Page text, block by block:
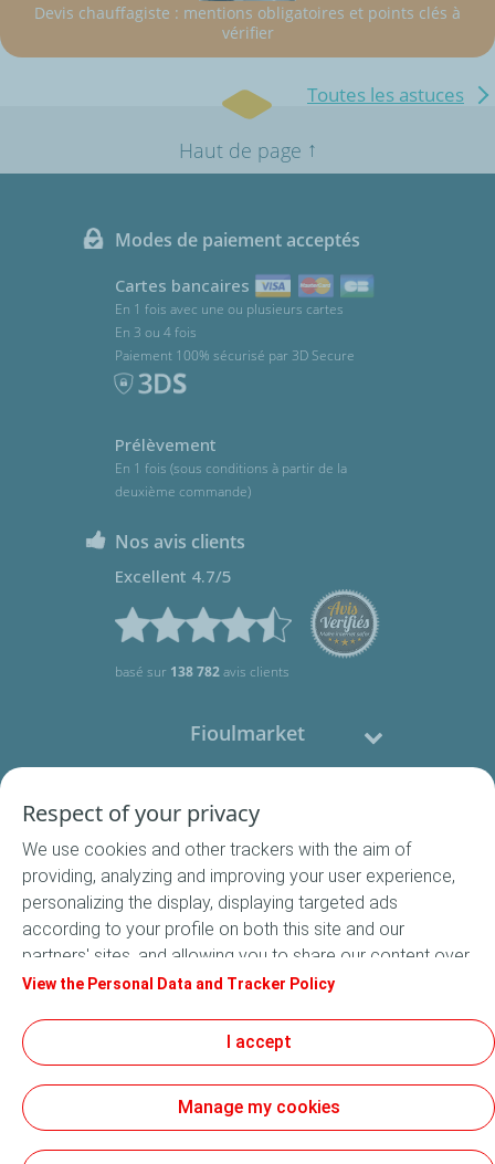
Devis chauffagiste : mentions obligatoires et points clés à
vérifier
Toutes les astuces
Haut de page ↑
Modes de paiement acceptés
Cartes bancaires
En 1 fois avec une ou plusieurs cartes
En 3 ou 4 fois
Paiement 100% sécurisé par 3D Secure
Prélèvement
En 1 fois (sous conditions à partir de la
deuxième commande)
Nos avis clients
Excellent 4.7/5
basé sur 138 782avis clients
Fioulmarket
Nous contacter
Suivez-nous
Conditions Générales de Vente
Mentions légales
Données Personnelles
Cookies
Respect of your privacy
We use cookies and other trackers with the aim of
providing, analyzing and improving your user experience,
personalizing the display, displaying targeted ads
according to your profile on both this site and our
partners' sites, and allowing you to share our content over
social media. In accordance with French legislation,
default. You can change your cookie settings at any time
by clicking on the "Manage my cookies" button. By clicking
on the "Accept" button, you agree that we may store all
cookies on your device. If you click on "Decline", only the
View the Personal Data and Tracker Policy
I accept
Manage my cookies